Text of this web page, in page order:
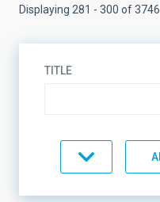
Displaying 281 - 300 of 3746
TITLE